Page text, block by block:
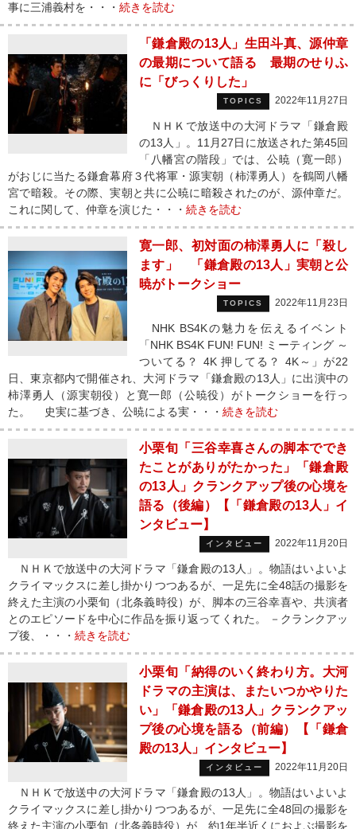
事に三浦義村を・・・ 続きを読む
「鎌倉殿の13人」生田斗真、源仲章
の最期について語る 最期のせりふ
に「びっくりした」
TOPICS 2022年11月27日
ＮＨＫで放送中の大河ドラマ「鎌倉殿
の13人」。11月27日に放送された第45回
「八幡宮の階段」では、公暁（寛一郎）
がおじに当たる鎌倉幕府３代将軍・源実朝（柿澤勇人）を鶴岡八幡
宮で暗殺。その際、実朝と共に公暁に暗殺されたのが、源仲章だ。
これに関して、仲章を演じた・・・ 続きを読む
寛一郎、初対面の柿澤勇人に「殺し
ます」 「鎌倉殿の13人」実朝と公
暁がトークショー
TOPICS 2022年11月23日
NHK BS4Kの魅力を伝えるイベント
「NHK BS4K FUN! FUN! ミーティング ～
ついてる？ 4K 押してる？ 4K～」が22
日、東京都内で開催され、大河ドラマ「鎌倉殿の13人」に出演中の
柿澤勇人（源実朝役）と寛一郎（公暁役）がトークショーを行っ
た。 史実に基づき、公暁による実・・・ 続きを読む
小栗旬「三谷幸喜さんの脚本ででき
たことがありがたかった」「鎌倉殿
の13人」クランクアップ後の心境を
語る（後編）【「鎌倉殿の13人」イ
ンタビュー】
インタビュー 2022年11月20日
ＮＨＫで放送中の大河ドラマ「鎌倉殿の13人」。物語はいよいよ
クライマックスに差し掛かりつつあるが、一足先に全48話の撮影を
終えた主演の小栗旬（北条義時役）が、脚本の三谷幸喜や、共演者
とのエピソードを中心に作品を振り返ってくれた。 －クランクアッ
プ後、・・・ 続きを読む
小栗旬「納得のいく終わり方。大河
ドラマの主演は、またいつかやりた
い」「鎌倉殿の13人」クランクアッ
プ後の心境を語る（前編）【「鎌倉
殿の13人」インタビュー】
インタビュー 2022年11月20日
ＮＨＫで放送中の大河ドラマ「鎌倉殿の13人」。物語はいよいよ
クライマックスに差し掛かりつつあるが、一足先に全48回の撮影を
終えた主演の小栗旬（北条義時役）が、約1年半近くにおよぶ撮影を